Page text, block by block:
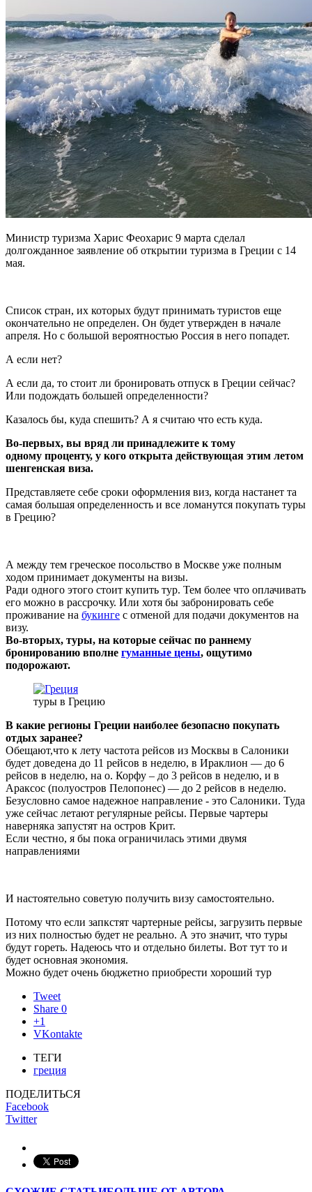
Министр туризма Харис Феохарис 9 марта сделал
долгожданное заявление об открытии туризма в Греции с 14
мая.
Список стран, их которых будут принимать туристов еще
окончательно не определен. Он будет утвержден в начале
апреля. Но с большой вероятностью Россия в него попадет.
А если нет?
А если да, то стоит ли бронировать отпуск в Греции сейчас?
Или подождать большей определенности?
Казалось бы, куда спешить? А я считаю что есть куда.
Во-первых, вы вряд ли принадлежите к тому
одному проценту, у кого открыта действующая этим летом
шенгенская виза.
Представляете себе сроки оформления виз, когда настанет та
самая большая определенность и все ломанутся покупать туры
в Грецию?
А между тем греческое посольство в Москве уже полным
ходом принимает документы на визы.
Ради одного этого стоит купить тур. Тем более что оплачивать
его можно в рассрочку. Или хотя бы забронировать себе
проживание на букинге с отменой для подачи документов на
визу.
Во-вторых, туры, на которые сейчас по раннему
бронированию вполне гуманные цены, ощутимо
подорожают.
туры в Грецию
В какие регионы Греции наиболее безопасно покупать
отдых заранее?
Обещают,что к лету частота рейсов из Москвы в Салоники
будет доведена до 11 рейсов в неделю, в Ираклион — до 6
рейсов в неделю, на о. Корфу – до 3 рейсов в неделю, и в
Араксос (полуостров Пелопонес) — до 2 рейсов в неделю.
Безусловно самое надежное направление - это Салоники. Туда
уже сейчас летают регулярные рейсы. Первые чартеры
наверняка запустят на остров Крит.
Если честно, я бы пока ограничилась этими двумя
направлениями
И настоятельно советую получить визу самостоятельно.
Потому что если запкстят чартерные рейсы, загрузить первые
из них полностью будет не реально. А это значит, что туры
будут гореть. Надеюсь что и отдельно билеты. Вот тут то и
будет основная экономия.
Можно будет очень бюджетно приобрести хороший тур
Tweet
Share 0
+1
VKontakte
ТЕГИ
греция
ПОДЕЛИТЬСЯ
Facebook
Twitter